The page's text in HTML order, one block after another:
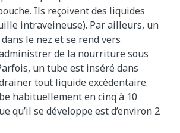
Ils reçoivent des liquides
intraveineuse). Par ailleurs, un
le nez et se rend vers
de la nourriture sous
un tube est inséré dans
tout liquide excédentaire.
habituellement en cinq à 10
qu’il se développe est d’environ 2